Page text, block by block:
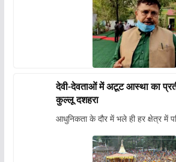
देवी-देवताओं में अटूट आस्था का
कुल्लू दशहरा
आधुनिकता के दौर में भले ही हर क्षेत्र में